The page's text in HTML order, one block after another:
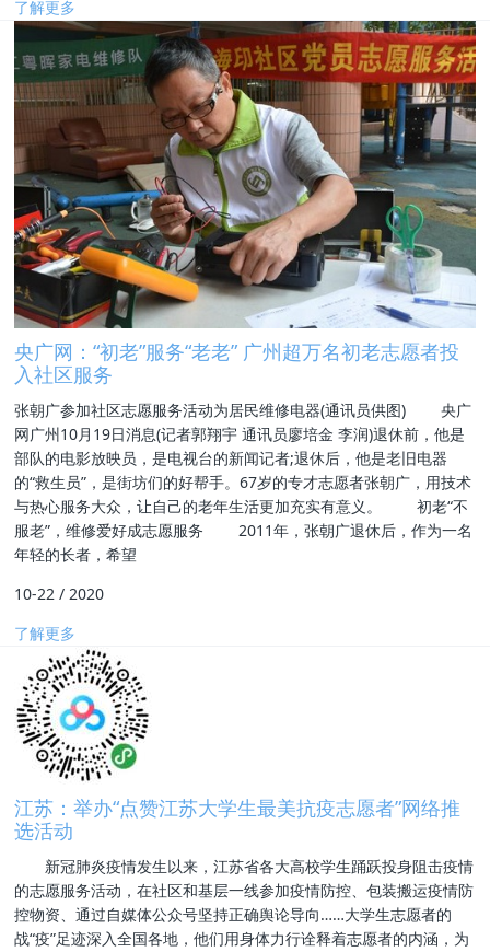
了解更多
央广网：“初老”服务“老老” 广州超万名初老志愿者投
入社区服务
张朝广参加社区志愿服务活动为居民维修电器(通讯员供图) 央广
网广州10月19日消息(记者郭翔宇 通讯员廖培金 李润)退休前，他是
部队的电影放映员，是电视台的新闻记者;退休后，他是老旧电器
的“救生员”，是街坊们的好帮手。67岁的专才志愿者张朝广，用技术
与热心服务大众，让自己的老年生活更加充实有意义。 初老“不
服老”，维修爱好成志愿服务 2011年，张朝广退休后，作为一名
年轻的长者，希望
10-22 / 2020
了解更多
江苏：举办“点赞江苏大学生最美抗疫志愿者”网络推
选活动
新冠肺炎疫情发生以来，江苏省各大高校学生踊跃投身阻击疫情
的志愿服务活动，在社区和基层一线参加疫情防控、包装搬运疫情防
控物资、通过自媒体公众号坚持正确舆论导向……大学生志愿者的
战“疫”足迹深入全国各地，他们用身体力行诠释着志愿者的内涵，为